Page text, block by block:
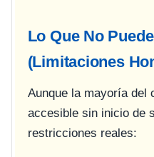
Lo Que No
(Limitaciones
Aunque la mayoría del
accesible sin inicio de
restricciones reales: